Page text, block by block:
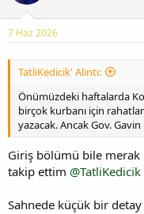
7 Haz 2026
TatliKedicik' Alıntı:
Önümüzdeki haftalarda
birçok kurbanı için
yazacak. Ancak Gov. Gavin
Giriş bölümü bile merak
takip ettim @TatliKedicik
Sahnede küçük bir